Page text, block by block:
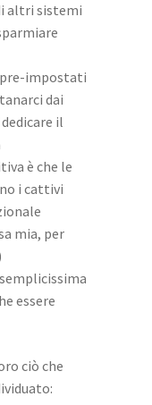
altri sistemi
impostati
dai
il
è che le
i cattivi
mia, per
essere
ciò che